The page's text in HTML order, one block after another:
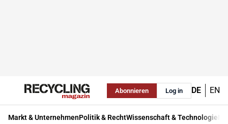
Abonnieren Log in DE EN
Markt & UnternehmenPolitik & RechtWissenschaft & Technologie